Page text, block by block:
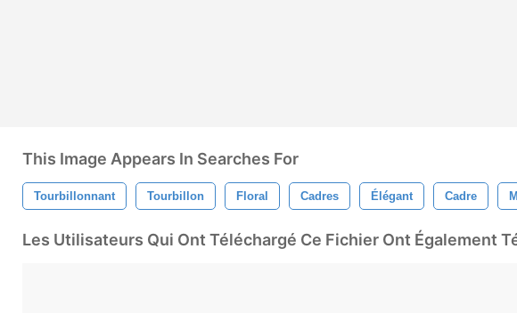
This Image Appears In Searches For
Tourbillonnant Tourbillon Floral Cadres Élégant Cadre
Les Utilisateurs Qui Ont Téléchargé Ce Fichier Ont Également